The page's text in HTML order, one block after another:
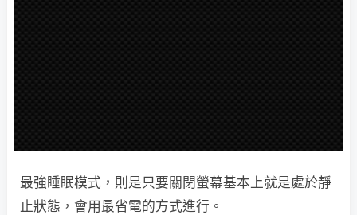
最強睡眠模式，則是只要關閉螢幕基本上就是處於靜
止狀態，會用最省電的方式進行。